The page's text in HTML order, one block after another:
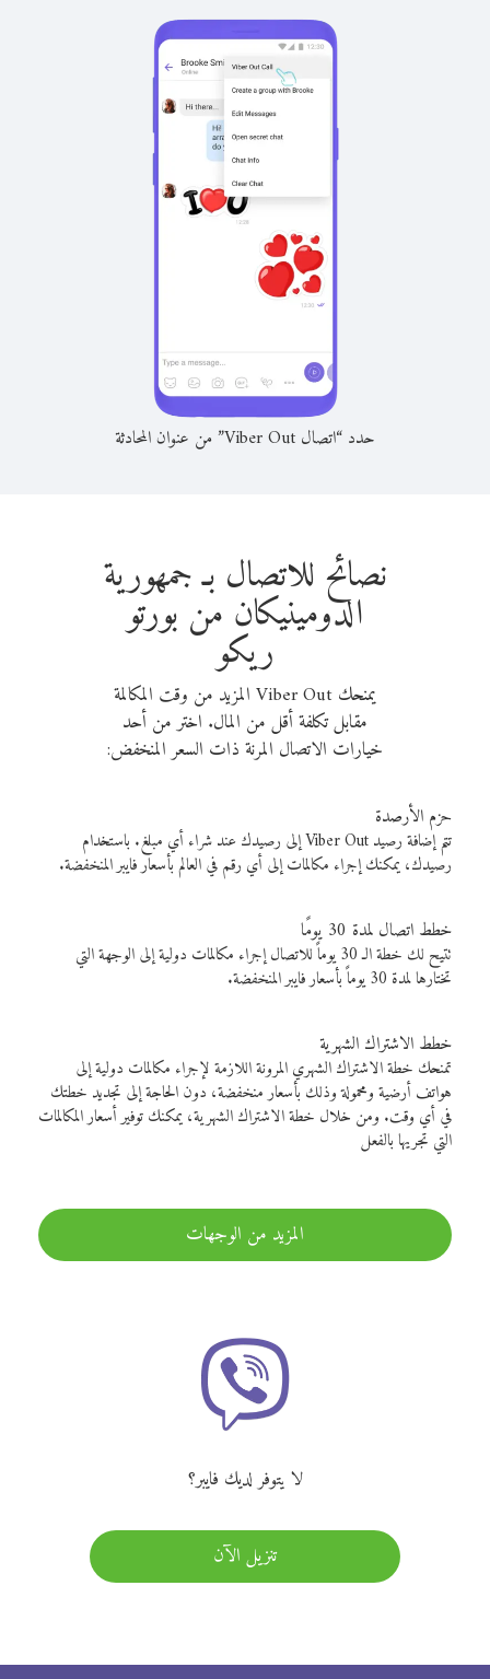
حدد “اتصال Viber Out” من عنوان المحادثة
نصائح للاتصال بـ جمهورية
الدومينيكان من بورتو
ريكو
يمنحك Viber Out المزيد من وقت المكالمة
مقابل تكلفة أقل من المال. اختر من أحد
خيارات الاتصال المرنة ذات السعر المنخفض:
حزم الأرصدة
تتم إضافة رصيد Viber Out إلى رصيدك عند شراء أي مبلغ. باستخدام
رصيدك، يمكنك إجراء مكالمات إلى أي رقم في العالم بأسعار فايبر المنخفضة.
خطط اتصال لمدة 30 يومًا
تتيح لك خطة الـ 30 يوماً للاتصال إجراء مكالمات دولية إلى الوجهة التي
تختارها لمدة 30 يوماً بأسعار فايبر المنخفضة.
خطط الاشتراك الشهرية
تمنحك خطة الاشتراك الشهري المرونة اللازمة لإجراء مكالمات دولية إلى
هواتف أرضية ومحمولة وذلك بأسعار منخفضة، دون الحاجة إلى تجديد خطتك
في أي وقت. ومن خلال خطة الاشتراك الشهرية، يمكنك توفير أسعار المكالمات
التي تجريها بالفعل
المزيد من الوجهات
لا يتوفر لديك فايبر؟
تنزيل الآن